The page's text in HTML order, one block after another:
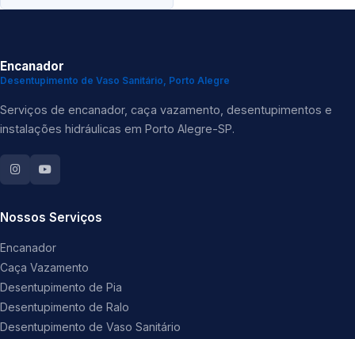
Encanador
Desentupimento de Vaso Sanitário, Porto Alegre
Serviços de encanador, caça vazamento, desentupimentos e
instalações hidráulicas em Porto Alegre-SP.
Nossos Serviços
Encanador
Caça Vazamento
Desentupimento de Pia
Desentupimento de Ralo
Desentupimento de Vaso Sanitário